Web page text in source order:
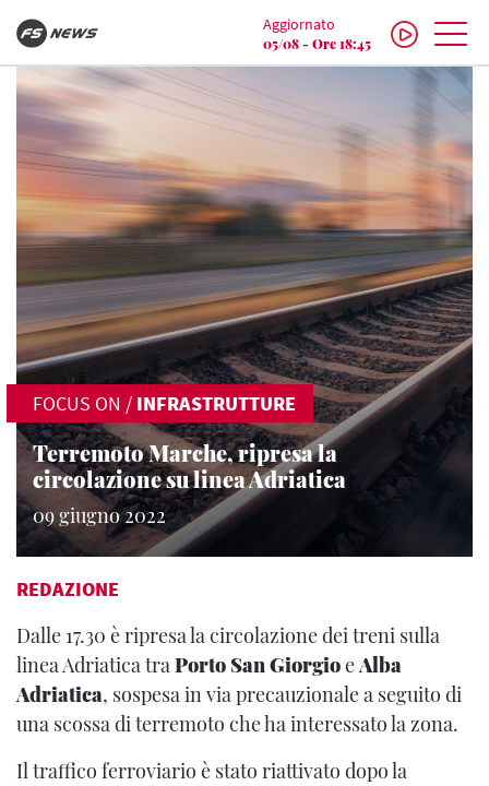
Aggiornato
05/08 - Ore 18:45
FOCUS ON / INFRASTRUTTURE
Terremoto Marche, ripresa la
circolazione su linea Adriatica
09 giugno 2022
REDAZIONE
Dalle 17.30 è ripresa la circolazione dei treni sulla
linea Adriatica traPorto San GiorgioeAlba
Adriatica, sospesa in via precauzionale a seguito di
una scossa di terremoto che ha interessato la zona.
Il traffico ferroviario è stato riattivato dopo la